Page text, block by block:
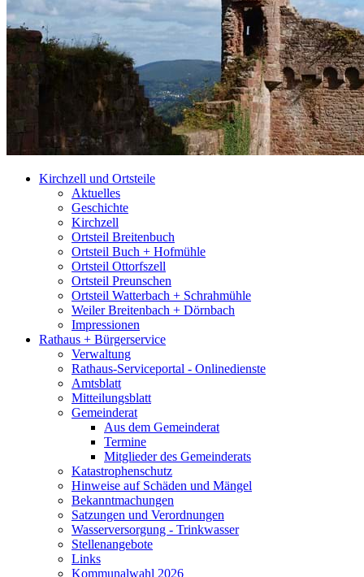
Kirchzell und Ortsteile
Aktuelles
Geschichte
Kirchzell
Ortsteil Breitenbuch
Ortsteil Buch + Hofmühle
Ortsteil Ottorfszell
Ortsteil Preunschen
Ortsteil Watterbach + Schrahmühle
Weiler Breitenbach + Dörnbach
Impressionen
Rathaus + Bürgerservice
Verwaltung
Rathaus-Serviceportal - Onlinedienste
Amtsblatt
Mitteilungsblatt
Gemeinderat
Aus dem Gemeinderat
Termine
Mitglieder des Gemeinderats
Katastrophenschutz
Hinweise auf Schäden und Mängel
Bekanntmachungen
Satzungen und Verordnungen
Wasserversorgung - Trinkwasser
Stellenangebote
Links
Kommunalwahl 2026